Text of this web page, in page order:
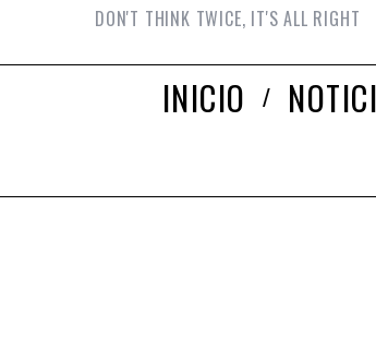
DON'T THINK TWICE, IT'S ALL RIGHT
INICIO